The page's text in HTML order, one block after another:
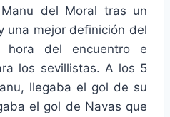
del Moral tras un
una mejor definición del
del encuentro e
los sevillistas. A los 5
llegaba el gol de su
el gol de Navas que